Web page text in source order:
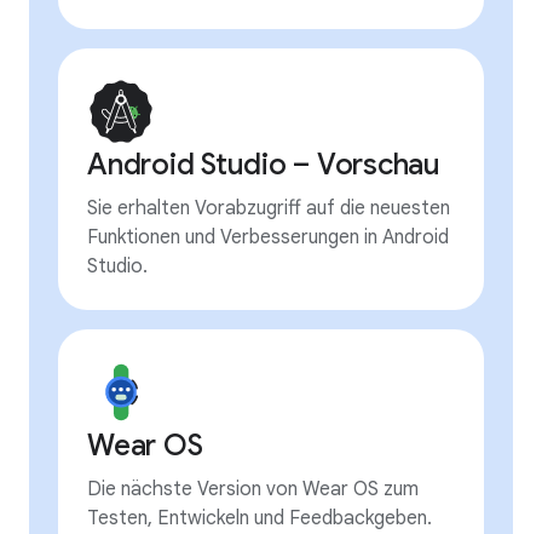
Android Studio – Vorschau
Sie erhalten Vorabzugriff auf die neuesten
Funktionen und Verbesserungen in Android
Studio.
Wear OS
Die nächste Version von Wear OS zum
Testen, Entwickeln und Feedbackgeben.